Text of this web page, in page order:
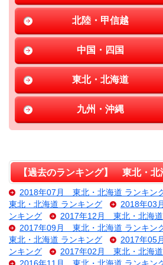
北陸・甲信越
中国・四国
東北・北海道
九州・沖縄
【過去のランキング】 東北・北
2018年07月 東北・北海道 ランキン
東北・北海道 ランキング
2018年03
ンキング
2017年12月 東北・北海
2017年09月 東北・北海道 ランキン
東北・北海道 ランキング
2017年05
ンキング
2017年02月 東北・北海